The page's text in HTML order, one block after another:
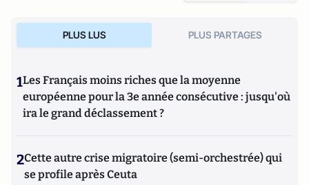
PLUS LUS PLUS PARTAGES
1Les Français moins riches que la moyenne
européenne pour la 3e année consécutive : jusqu'où
ira le grand déclassement ?
2Cette autre crise migratoire (semi-orchestrée) qui
se profile après Ceuta